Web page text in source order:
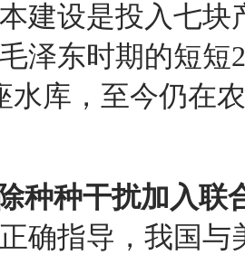
建设是投入七
泽东时期的短短
水库，至今仍在
种种干扰加入联
确指导，我国